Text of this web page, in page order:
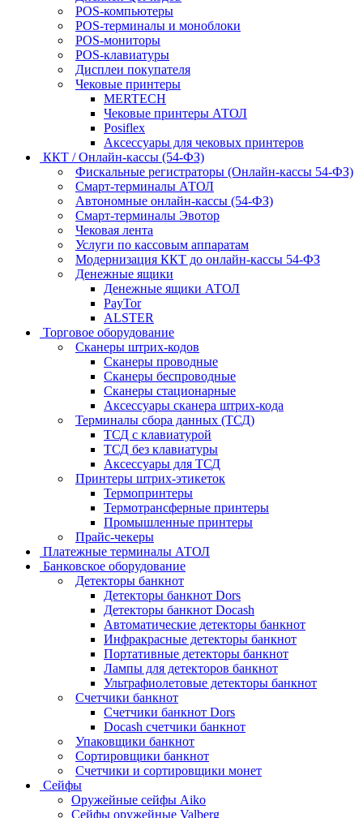
POS-компьютеры
POS-терминалы и моноблоки
POS-мониторы
POS-клавиатуры
Дисплеи покупателя
Чековые принтеры
MERTECH
Чековые принтеры АТОЛ
Posiflex
Аксессуары для чековых принтеров
ККТ / Онлайн-кассы (54-ФЗ)
Фискальные регистраторы (Онлайн-кассы 54-ФЗ)
Смарт-терминалы АТОЛ
Автономные онлайн-кассы (54-ФЗ)
Смарт-терминалы Эвотор
Чековая лента
Услуги по кассовым аппаратам
Модернизация ККТ до онлайн-кассы 54-ФЗ
Денежные ящики
Денежные ящики АТОЛ
PayTor
ALSTER
Торговое оборудование
Сканеры штрих-кодов
Сканеры проводные
Сканеры беспроводные
Сканеры стационарные
Аксессуары сканера штрих-кода
Терминалы сбора данных (ТСД)
ТСД с клавиатурой
ТСД без клавиатуры
Аксессуары для ТСД
Принтеры штрих-этикеток
Термопринтеры
Термотрансферные принтеры
Промышленные принтеры
Прайс-чекеры
Платежные терминалы АТОЛ
Банковское оборудование
Детекторы банкнот
Детекторы банкнот Dors
Детекторы банкнот Docash
Автоматические детекторы банкнот
Инфракрасные детекторы банкнот
Портативные детекторы банкнот
Лампы для детекторов банкнот
Ультрафиолетовые детекторы банкнот
Счетчики банкнот
Счетчики банкнот Dors
Docash счетчики банкнот
Упаковщики банкнот
Сортировщики банкнот
Счетчики и сортировщики монет
Сейфы
Оружейные сейфы Aiko
Сейфы оружейные Valberg